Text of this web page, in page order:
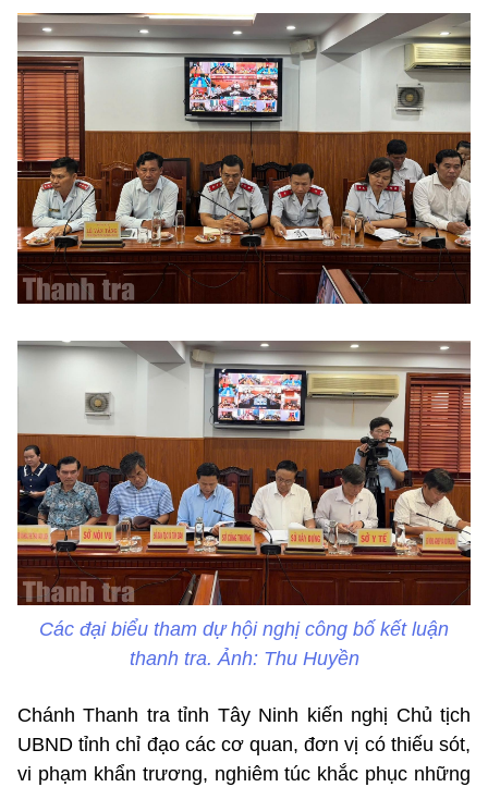
Các đại biểu tham dự hội nghị công bố kết luận
thanh tra. Ảnh: Thu Huyền
Chánh Thanh tra tỉnh Tây Ninh kiến nghị Chủ tịch
UBND tỉnh chỉ đạo các cơ quan, đơn vị có thiếu sót,
vi phạm khẩn trương, nghiêm túc khắc phục những